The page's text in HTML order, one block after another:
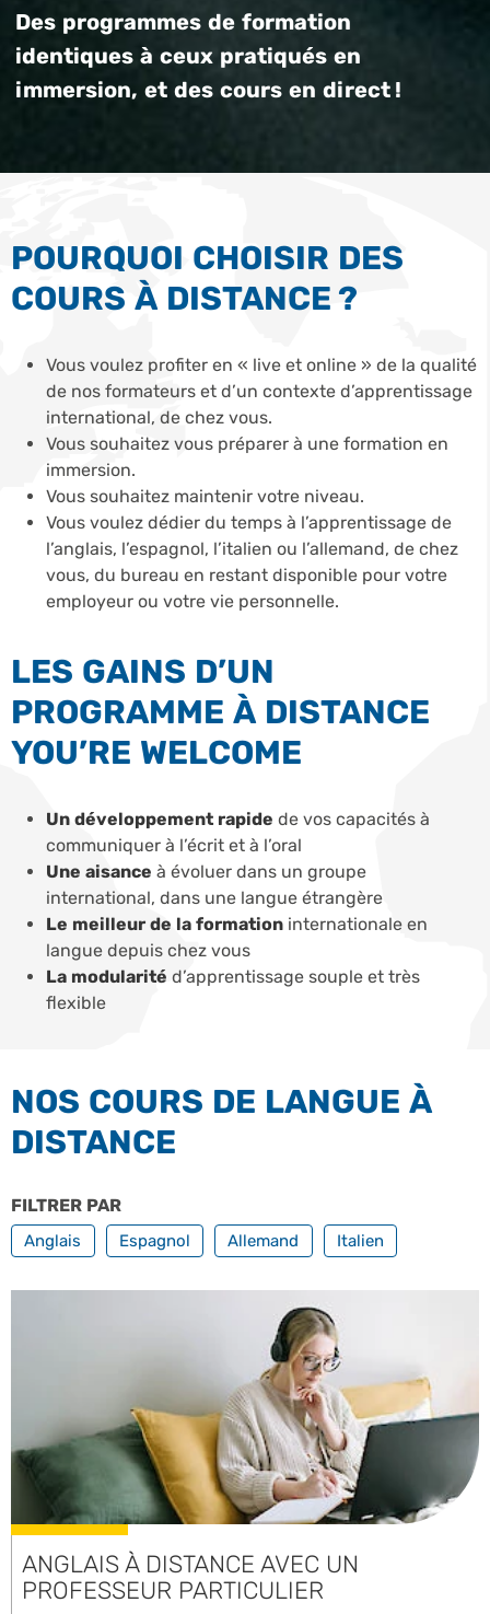
Des programmes de formation
identiques à ceux pratiqués en
immersion, et des cours en direct !
POURQUOI CHOISIR DES
COURS À DISTANCE ?
Vous voulez profiter en « live et online » de la qualité
de nos formateurs et d’un contexte d’apprentissage
international, de chez vous.
Vous souhaitez vous préparer à une formation en
immersion.
Vous souhaitez maintenir votre niveau.
Vous voulez dédier du temps à l’apprentissage de
l’anglais, l’espagnol, l’italien ou l’allemand, de chez
vous, du bureau en restant disponible pour votre
employeur ou votre vie personnelle.
LES GAINS D’UN
PROGRAMME À DISTANCE
YOU’RE WELCOME
Un développement rapide de vos capacités à
communiquer à l’écrit et à l’oral
Une aisance à évoluer dans un groupe
international, dans une langue étrangère
Le meilleur de la formation internationale en
langue depuis chez vous
La modularité d’apprentissage souple et très
flexible
NOS COURS DE LANGUE À
DISTANCE
FILTRER PAR
Anglais Espagnol Allemand Italien
ANGLAIS À DISTANCE AVEC UN
PROFESSEUR PARTICULIER